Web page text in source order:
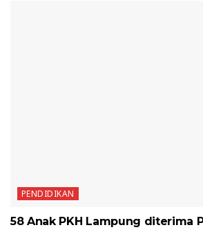
PENDIDIKAN
58 Anak PKH Lampung diterima